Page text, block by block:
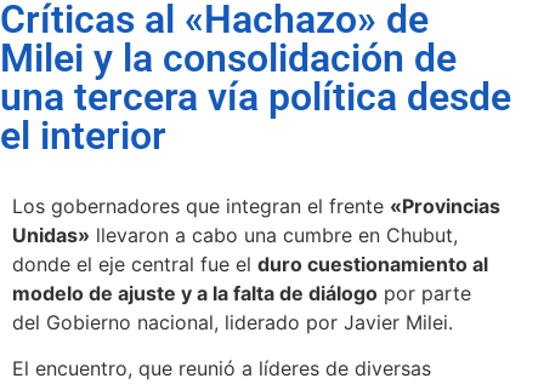
Críticas al «Hachazo» de
Milei y la consolidación de
una tercera vía política desde
el interior
Los gobernadores que integran el frente «Provincias
Unidas» llevaron a cabo una cumbre en Chubut,
donde el eje central fue el duro cuestionamiento al
modelo de ajuste y a la falta de diálogo por parte
del Gobierno nacional, liderado por Javier Milei.
El encuentro, que reunió a líderes de diversas